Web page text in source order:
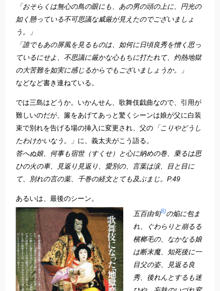
「おそらくは無心の鳥の眼にも、あの男の頭の上に、円光の
如く懸っている不可思議な威厳が見えたのでございましょ
う。」
「誰でもあの屏風を見るものは、如何に日頃良秀を憎く思っ
ているにせよ、不思議に厳かな心もちに打たれて、灼熱地獄
の大苦難を如実に感じるからでもございましょうか。」
などなど書き連ねている。
では三島はどうか。いかんせん、歌舞伎戯曲なので、引用が
難しいのだが、簾をあげてあっと驚くシーンは娘が父に白装
束で別れを告げる場の挿入に変更され、父の「こりやどうし
たわけかいなう。」 に、義太夫がこう語る。
答へぬ娘、何事も宿世（すくせ）と心に納めの巻、乗るは思
ひの火の車、見返り見返り、愛別の、言葉は涙、目と目に
て、別れの言の葉、千巻の経文とても及ぶまじ。P.49
あるいは、最後のシーン。
五百由旬8)の焔に包ま
れ、ぐわらりと崩るる
檳榔毛の、なかなる娘
は断末魔、知死後に一
目父の姿、見返る良
秀、後れんとするも迷